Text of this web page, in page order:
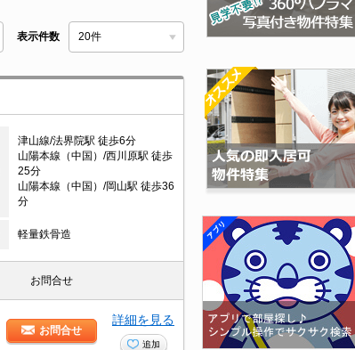
表示件数
津山線/法界院駅 徒歩6分
山陽本線（中国）/西川原駅 徒歩
25分
山陽本線（中国）/岡山駅 徒歩36
分
軽量鉄骨造
お問合せ
お問合せ
詳細を見る
追加